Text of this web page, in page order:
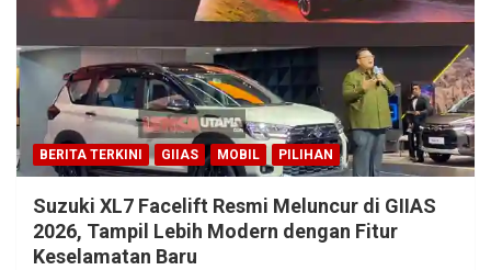
BERITA TERKINI GIIAS MOBIL PILIHAN
Suzuki XL7 Facelift Resmi Meluncur di GIIAS
2026, Tampil Lebih Modern dengan Fitur
Keselamatan Baru